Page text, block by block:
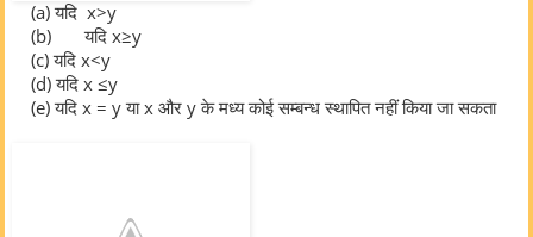
(a) यदि x>y
(b) यदि x≥y
(c) यदि x<y
(d) यदि x ≤y
(e) यदि x = y या x और y के मध्य कोई सम्बन्ध स्थापित नहीं किया जा सकता